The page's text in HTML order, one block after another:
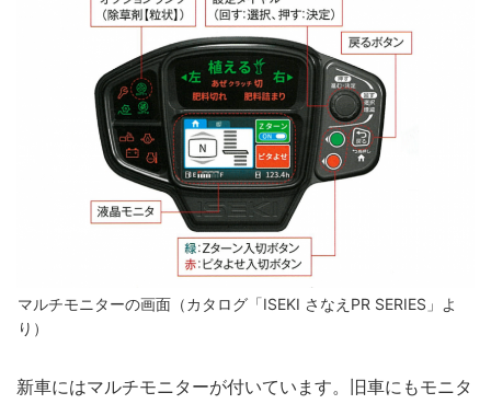
マルチモニターの画面（カタログ「ISEKI さなえPR SERIES」よ
り）
新車にはマルチモニターが付いています。旧車にもモニタ